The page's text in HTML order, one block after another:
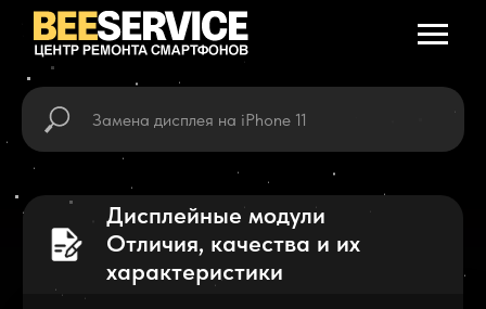
Дисплейные модули
Отличия, качества и их
характеристики
Дисплей - (100%)
Категория модулей 100% - выполнены по
оригинальной технологии из оригинальных